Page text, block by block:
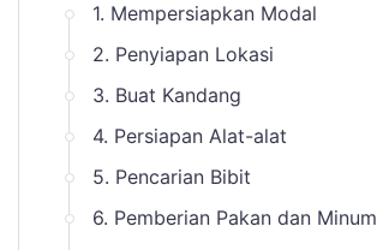
1. Mempersiapkan Modal
2. Penyiapan Lokasi
3. Buat Kandang
4. Persiapan Alat-alat
5. Pencarian Bibit
6. Pemberian Pakan dan Minum